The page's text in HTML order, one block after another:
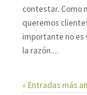
contestar. Como
queremos
importante no es
la razón....
« Entradas más